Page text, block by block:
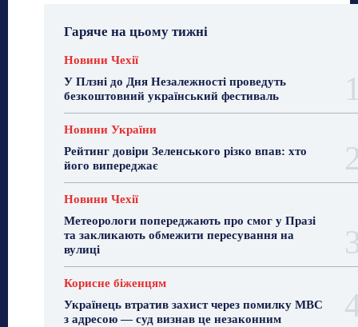
Гаряче на цьому тижні
Новини Чехії
У Плзні до Дня Незалежності проведуть
безкоштовний український фестиваль
Новини України
Рейтинг довіри Зеленського різко впав: хто
його випереджає
Новини Чехії
Метеорологи попереджають про смог у Празі
та закликають обмежити пересування на
вулиці
Корисне біженцям
Українець втратив захист через помилку МВС
з адресою — суд визнав це незаконним